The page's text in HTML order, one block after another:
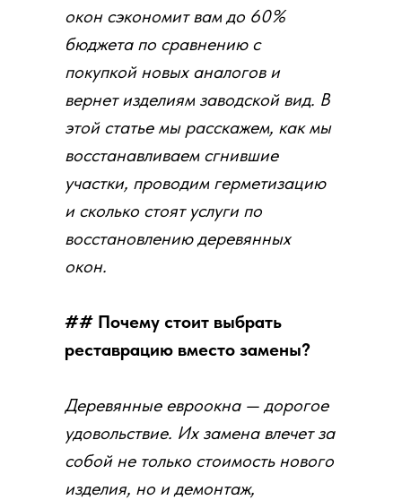
окон сэкономит вам до 60%
бюджета по сравнению с
покупкой новых аналогов и
вернет изделиям заводской вид. В
этой статье мы расскажем, как мы
восстанавливаем сгнившие
участки, проводим герметизацию
и сколько стоят услуги по
восстановлению деревянных
окон.
## Почему стоит выбрать
реставрацию вместо замены?
Деревянные евроокна — дорогое
удовольствие. Их замена влечет за
собой не только стоимость нового
изделия, но и демонтаж,